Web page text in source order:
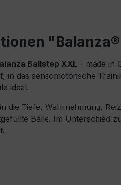
Ballstep XXL - made in
in das sensomotorische
ideal.
die Tiefe, Wahrnehmung,
Bälle. Im Unterschied